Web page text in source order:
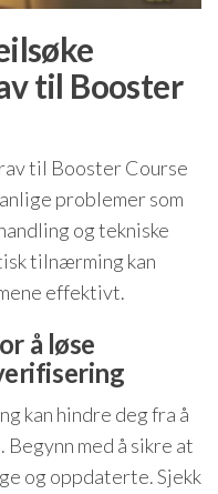
til Booster
til Booster Course
problemer som
og tekniske
tilnærming kan
effektivt.
å løse
kan hindre deg fra å
med å sikre at
og oppdaterte. Sjekk